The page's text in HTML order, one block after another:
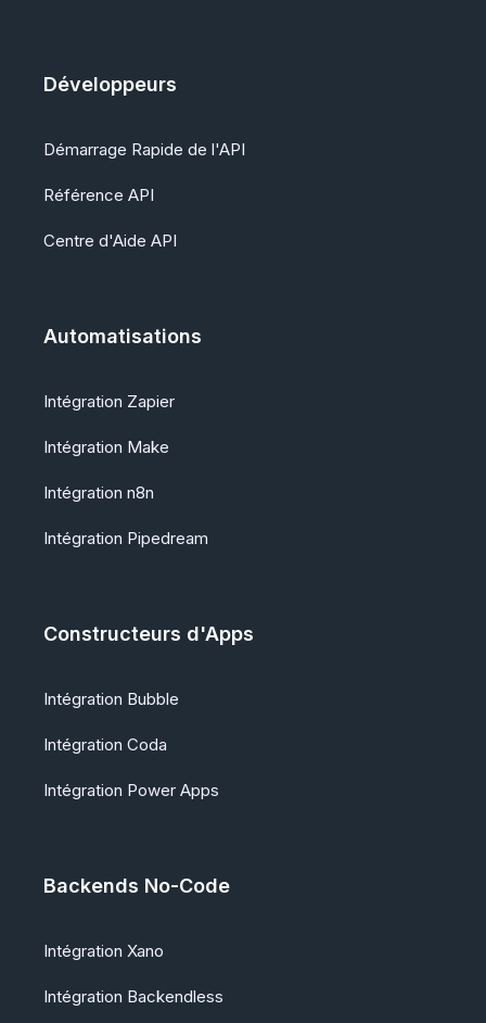
Développeurs
Démarrage Rapide de l'API
Référence API
Centre d'Aide API
Automatisations
Intégration Zapier
Intégration Make
Intégration n8n
Intégration Pipedream
Constructeurs d'Apps
Intégration Bubble
Intégration Coda
Intégration Power Apps
Backends No-Code
Intégration Xano
Intégration Backendless